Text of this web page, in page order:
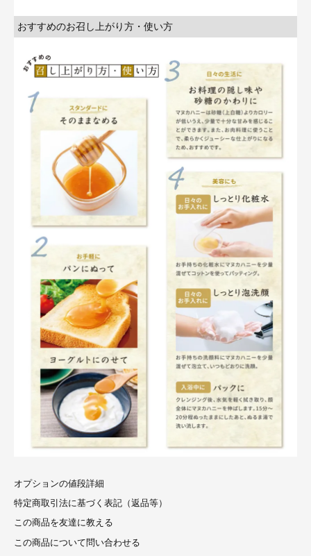
おすすめのお召し上がり方・使い方
オプションの値段詳細
特定商取引法に基づく表記（返品等）
この商品を友達に教える
この商品について問い合わせる